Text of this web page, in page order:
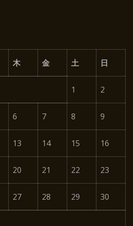
木 金 土 日
1 2
6 7 8 9
13 14 15 16
20 21 22 23
27 28 29 30